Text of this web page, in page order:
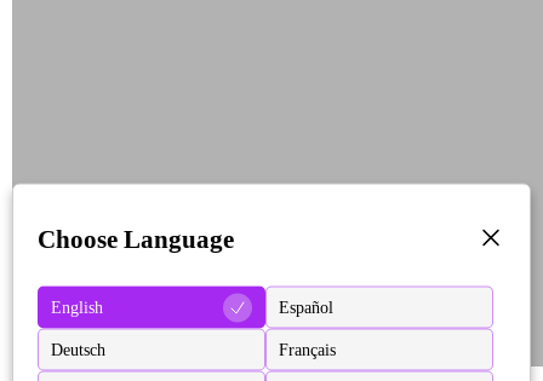
Choose Language
English Español
Deutsch Français